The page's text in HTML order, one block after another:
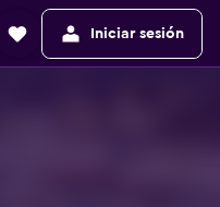
Iniciar sesión